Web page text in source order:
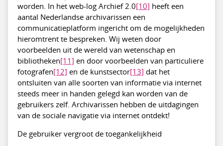
worden. In het web-log Archief 2.0[10] heeft een
aantal Nederlandse archivarissen een
communicatieplatform ingericht om de mogelijkheden
hieromtrent te bespreken. Wij weten door
voorbeelden uit de wereld van wetenschap en
bibliotheken[11] en door voorbeelden van particuliere
fotografen[12] en de kunstsector[13] dat het
ontsluiten van alle soorten van informatie via internet
steeds meer in handen gelegd kan worden van de
gebruikers zelf. Archivarissen hebben de uitdagingen
van de sociale navigatie via internet ontdekt!
De gebruiker vergroot de toegankelijkheid